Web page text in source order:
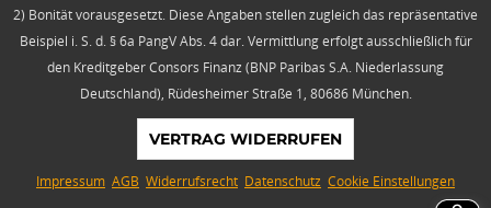
2) Bonität vorausgesetzt. Diese Angaben stellen zugleich das repräsentative
Beispiel i. S. d. § 6a PangV Abs. 4 dar. Vermittlung erfolgt ausschließlich für
den Kreditgeber Consors Finanz (BNP Paribas S.A. Niederlassung
Deutschland), Rüdesheimer Straße 1, 80686 München.
VERTRAG WIDERRUFEN
Impressum AGB Widerrufsrecht Datenschutz Cookie Einstellungen